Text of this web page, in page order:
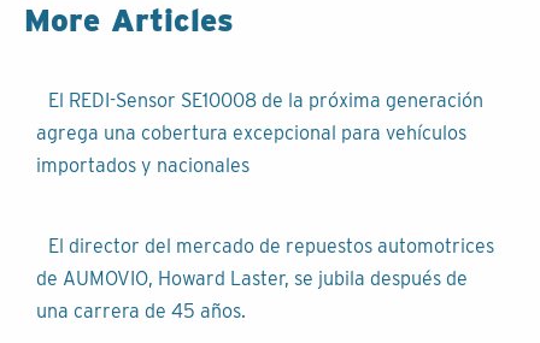
More Articles
Navegación
de
entradas
El REDI-Sensor SE10008 de la próxima generación
agrega una cobertura excepcional para vehículos
importados y nacionales
El director del mercado de repuestos automotrices
de AUMOVIO, Howard Laster, se jubila después de
una carrera de 45 años.